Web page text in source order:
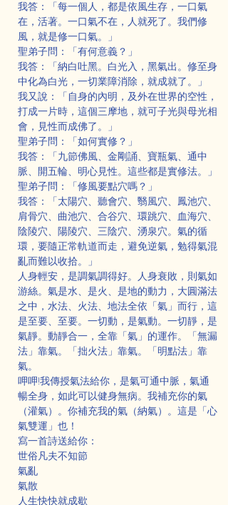
我答：「每一個人，都是依風生存，一口氣
在，活著。一口氣不在，人就死了。我們修
風，就是修一口氣。」
聖弟子問：「有何意義？」
我答：「納白吐黑。白光入，黑氣出。修至身
中化為白光，一切業障消除，就成就了。」
我又說：「自身的內明，及外在世界的空性，
打成一片時，這個三摩地，就可子光與母光相
會，見性而成佛了。」
聖弟子問：「如何實修？」
我答：「九節佛風、金剛誦、寶瓶氣、通中
脈、開五輪、明心見性。這些都是實修法。」
聖弟子問：「修風要點穴嗎？」
我答：「太陽穴、聽會穴、翳風穴、鳳池穴、
肩骨穴、曲池穴、合谷穴、環跳穴、血海穴、
陰陵穴、陽陵穴、三陰穴、湧泉穴。氣的循
環，要隨正常軌道而走，避免逆氣，勉得氣混
亂而難以收拾。」
人身輕安，是調氣調得好。人身衰敗，則氣如
游絲。氣是水、是火、是地的動力，大圓滿法
之中，水法、火法、地法全依「氣」而行，這
是至要、至要。一切動，是氣動。一切靜，是
氣靜。動靜合一，全靠「氣」的運作。「無漏
法」靠氣。「拙火法」靠氣。「明點法」靠
氣。
呷呷!我傳授氣法給你，是氣可通中脈，氣通
暢全身，如此可以健身無病。我補充你的氣
（灌氣）。你補充我的氣（納氣）。這是「心
氣雙運」也！
寫一首詩送給你：
世俗凡夫不知節
氣亂
氣散
人生快快就成歇